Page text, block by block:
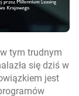
tym trudnym
się dziś w
jest